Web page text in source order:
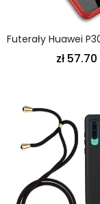
zł 57.70